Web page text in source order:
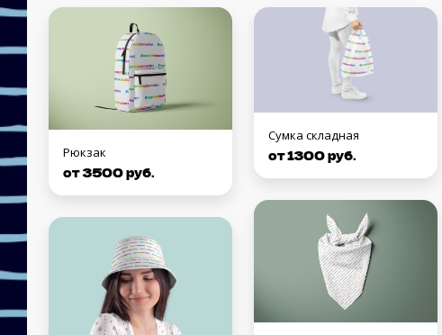
Рюкзак
от 3500 руб.
Сумка складная
от 1300 руб.